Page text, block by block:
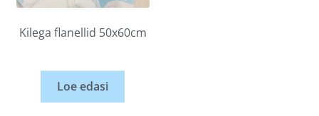
Kilega flanellid 50x60cm
Loe edasi